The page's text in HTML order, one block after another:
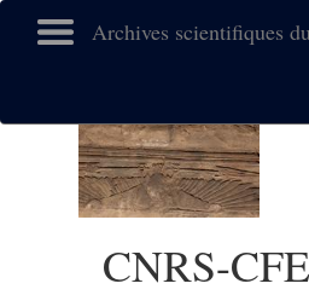
Archives scientifiques
CNRS-